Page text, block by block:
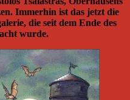
Immerhin ist das jetzt die
die seit dem Ende des
wurde.